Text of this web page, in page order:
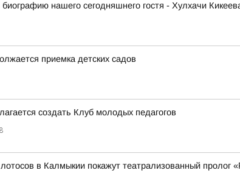
нашего сегодняшнего гостя - Хулхачи
приемка детских садов
создать Клуб молодых педагогов
в Калмыкии покажут театрализованный пролог